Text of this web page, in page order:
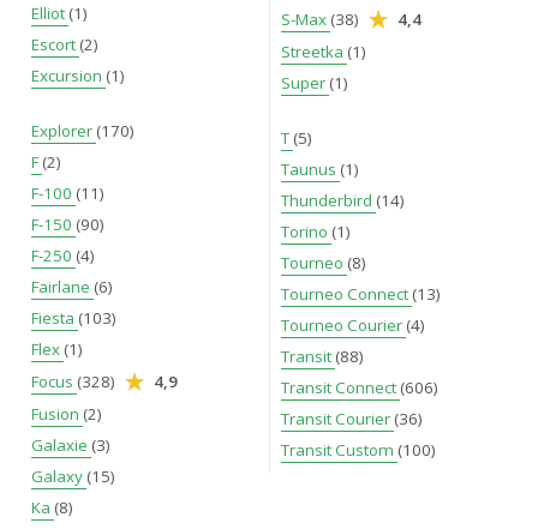
Elliot (1)
Escort (2)
Excursion (1)
Explorer (170)
F(2)
F-100 (11)
F-150 (90)
F-250 (4)
Fairlane (6)
Fiesta (103)
Flex (1)
Focus (328)
4,9
Fusion (2)
Galaxie (3)
Galaxy (15)
Ka (8)
S-Max (38)
4,4
Streetka (1)
Super (1)
T (5)
Taunus (1)
Thunderbird (14)
Torino (1)
Tourneo (8)
Tourneo Connect (13)
Tourneo Courier (4)
Transit (88)
Transit Connect (606)
Transit Courier (36)
Transit Custom (100)